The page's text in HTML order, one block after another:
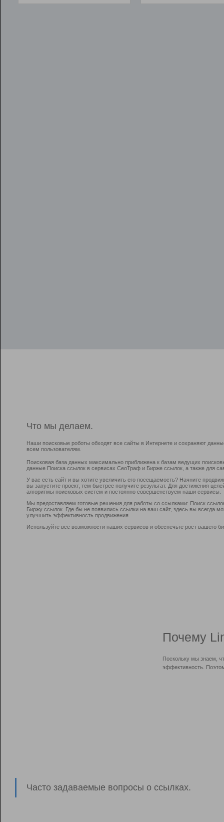
Что мы делаем.
Наши поисковые роботы обходят все сайты в Интернете и сохраняют
всем пользователям.
Поисковая база данных максимально приближена к базам ведущих
данные Поиска ссылок в сервисах СеоТраф и Бирже ссылок, а также для
У вас есть сайт и вы хотите увеличить его посещаемость? Начните
вы запустите проект, тем быстрее получите результат. Для достижения
алгоритмы поисковых систем и постоянно совершенствуем наши сервисы.
Мы предоставляем готовые решения для работы со ссылками: Поиск
Биржу ссылок. Где бы не появились ссылки на ваш сайт, здесь вы всегда
улучшить эффективность продвижения.
Используйте все возможности наших сервисов и обеспечьте рост вашего
Почему
Поскольку мы знаем,
эффективность.
Часто задаваемые вопросы о ссылках.